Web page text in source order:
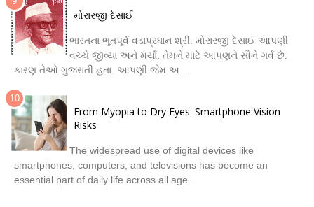
મોરારજી દેસાઈ
ભારતના ભૂતપૂર્વ વડાપ્રધાન શ્રી. મોરારજી દેસાઈ આપણી
વચ્ચે જીવ્યા અને મર્યા. તેમને માટે આપણને સૌને ગર્વ છે.
કારણ તેઓ ગુજરાતી હતા. આપણી જેમ અ...
From Myopia to Dry Eyes: Smartphone Vision
Risks
The widespread use of digital devices like
smartphones, computers, and televisions has become an
essential part of daily life across all age...